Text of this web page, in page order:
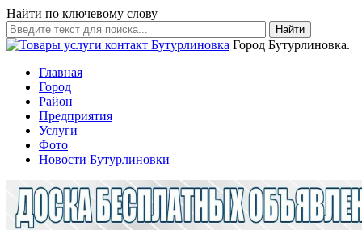
Найти по ключевому слову
Найти
Город Бутурлиновка.
Главная
Город
Район
Предприятия
Услуги
Фото
Новости Бутурлиновки